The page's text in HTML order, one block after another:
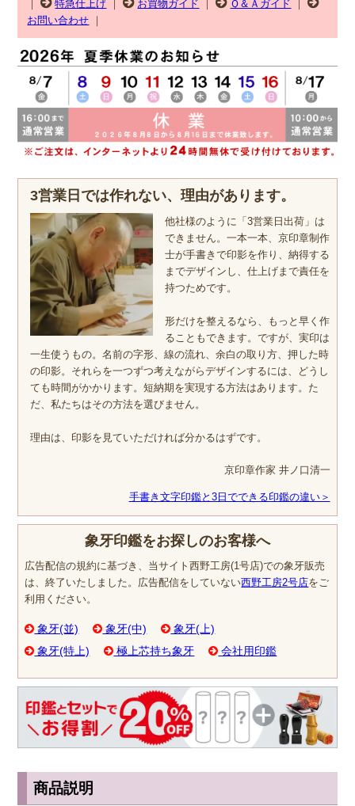
｜ 特急仕上げ ｜ お買物ガイド ｜ Ｑ＆Ａガイド ｜
お問い合わせ ｜
3営業日では作れない、理由があります。
他社様のように「3営業日出荷」は
できません。一本一本、京印章制作
士が手書きで印影を作り、納得する
までデザインし、仕上げまで責任を
持つためです。
形だけを整えるなら、もっと早く作
ることもできます。ですが、実印は
一生使うもの。名前の字形、線の流れ、余白の取り方、押した時
の印影。それらを一つずつ考えながらデザインするには、どうし
ても時間がかかります。短納期を実現する方法はあります。た
だ、私たちはその方法を選びません。
理由は、印影を見ていただければ分かるはずです。
京印章作家 井ノ口清一
手書き文字印鑑と3日でできる印鑑の違い＞
象牙印鑑をお探しのお客様へ
広告配信の規約に基づき、当サイト西野工房(1号店)での象牙販売
は、終了いたしました。広告配信をしていない西野工房2号店をご
利用ください。
象牙(並) 象牙(中)
象牙(上)
象牙(特上)
極上芯持ち象牙 会社用印鑑
商品説明